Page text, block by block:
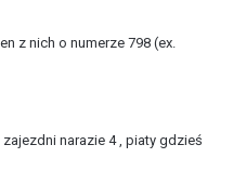
z nich o numerze 798 (ex.
narazie 4 , piaty gdzieś